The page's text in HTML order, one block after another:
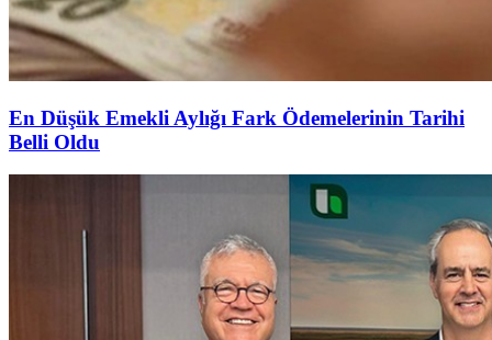
En Düşük Emekli Aylığı Fark Ödemelerinin Tarihi
Belli Oldu